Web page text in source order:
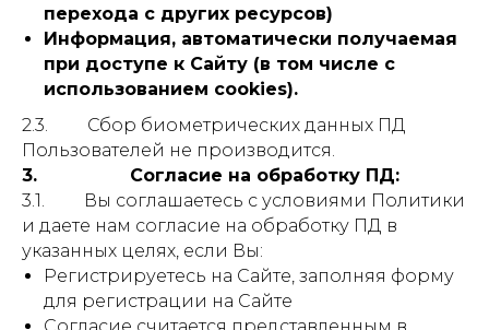
перехода с других ресурсов)
Информация, автоматически получаемая
при доступе к Сайту (в том числе с
использованием cookies).
2.3. Сбор биометрических данных ПД
Пользователей не производится.
3. Согласие на обработку ПД:
3.1. Вы соглашаетесь с условиями Политики
и даете нам согласие на обработку ПД в
указанных целях, если Вы:
Регистрируетесь на Сайте, заполняя форму
для регистрации на Сайте